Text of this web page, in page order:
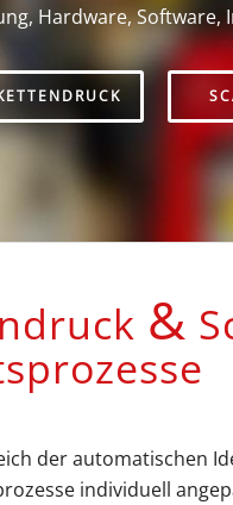
Hardware,
&
der automatischen
individuell